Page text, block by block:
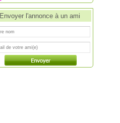
Envoyer l'annonce à un ami